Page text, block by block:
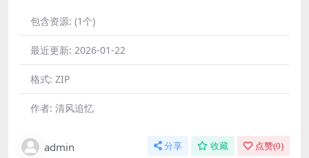
包含资源: (1个)
最近更新: 2026-01-22
格式: ZIP
作者: 清风追忆
admin 分享 收藏 点赞(0)